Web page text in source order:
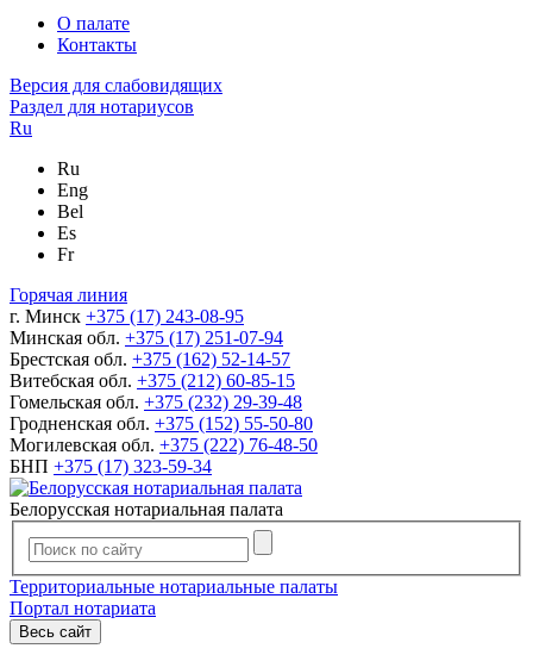
О палате
Контакты
Версия для слабовидящих
Раздел для нотариусов
Ru
Ru
Eng
Bel
Es
Fr
Горячая линия
г. Минск +375 (17) 243-08-95
Минская обл. +375 (17) 251-07-94
Брестская обл. +375 (162) 52-14-57
Витебская обл. +375 (212) 60-85-15
Гомельская обл. +375 (232) 29-39-48
Гродненская обл. +375 (152) 55-50-80
Могилевская обл. +375 (222) 76-48-50
БНП +375 (17) 323-59-34
Белорусская нотариальная палата
Территориальные нотариальные палаты
Портал нотариата
Весь сайт